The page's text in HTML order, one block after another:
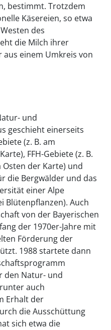
bestimmt. Trotzdem
Käsereien, so etwa
des
die Milch ihrer
einem Umkreis von
und
geschieht einerseits
(z. B. am
FFH-Gebiete (z. B.
der Karte) und
die Bergwälder und das
einer Alpe
Blütenpflanzen). Auch
von der Bayerischen
der 1970er-Jahre mit
Förderung der
1988 startete dann
den Natur- und
auch
Erhalt der
die Ausschüttung
sich etwa die